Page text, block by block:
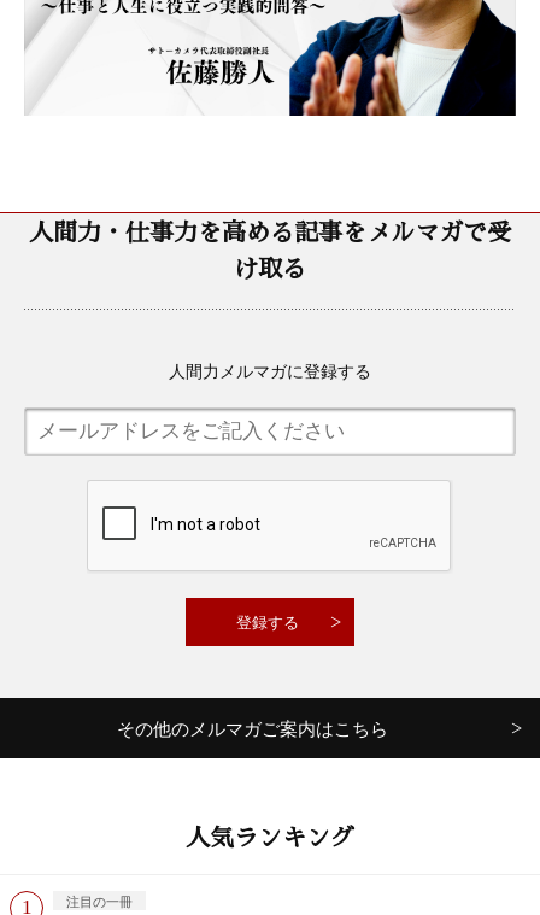
人間力・仕事力を高める記事をメルマガで受
け取る
人間力メルマガに登録する
その他のメルマガご案内はこちら
人気ランキング
注目の一冊